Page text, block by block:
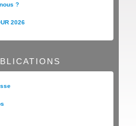
?
2026